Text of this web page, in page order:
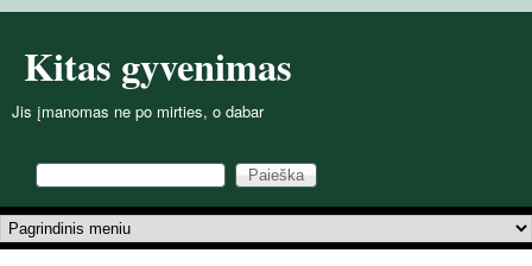
Kitas gyvenimas
Jis įmanomas ne po mirties, o dabar
Paieškos forma
Paieška
Pagrindinis meniu